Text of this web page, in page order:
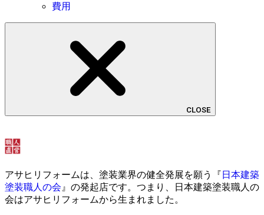
費用
CLOSE
アサヒリフォームは、塗装業界の健全発展を願う『 日本建築
塗装職人の会 』の発起店です。つまり、日本建築塗装職人の
会はアサヒリフォームから生まれました。